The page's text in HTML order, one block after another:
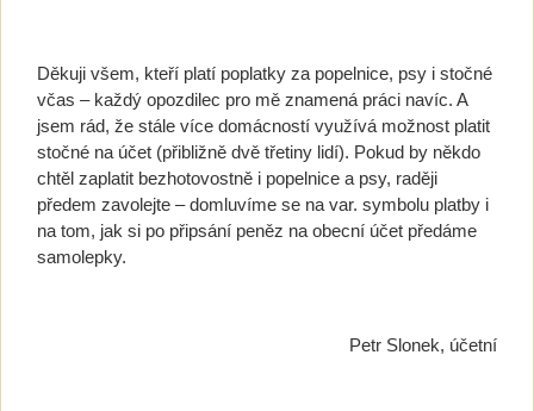
Děkuji všem, kteří platí poplatky za popelnice, psy i stočné
včas – každý opozdilec pro mě znamená práci navíc. A
jsem rád, že stále více domácností využívá možnost platit
stočné na účet (přibližně dvě třetiny lidí). Pokud by někdo
chtěl zaplatit bezhotovostně i popelnice a psy, raději
předem zavolejte – domluvíme se na var. symbolu platby i
na tom, jak si po připsání peněz na obecní účet předáme
samolepky.
Petr Slonek, účetní